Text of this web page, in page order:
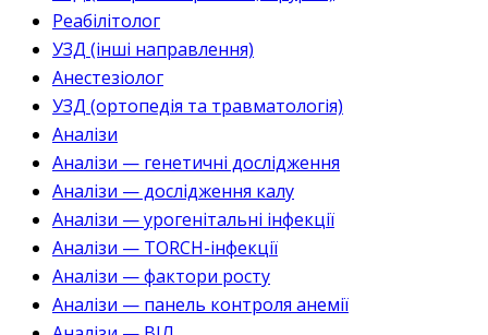
Реабілітолог
УЗД (інші направлення)
Анестезіолог
УЗД (ортопедія та травматологія)
Аналізи
Аналізи — генетичні дослідження
Аналізи — дослідження калу
Аналізи — урогенітальні інфекції
Аналізи — TORCH-інфекції
Аналізи — фактори росту
Аналізи — панель контроля анемії